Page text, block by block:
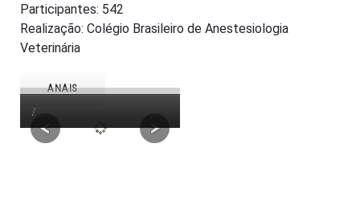
Participantes: 542
Realização: Colégio Brasileiro de Anestesiologia
Veterinária
ANAIS
/